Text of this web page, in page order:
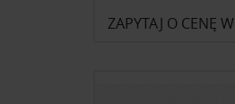
ZAPYTAJ O CENĘ